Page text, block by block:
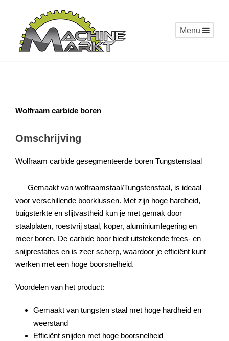
Menu
Wolfraam carbide boren
Omschrijving
Wolfraam carbide gesegmenteerde boren Tungstenstaal
Gemaakt van wolfraamstaal/Tungstenstaal, is ideaal
voor verschillende boorklussen. Met zijn hoge hardheid,
buigsterkte en slijtvastheid kun je met gemak door
staalplaten, roestvrij staal, koper, aluminiumlegering en
meer boren. De carbide boor biedt uitstekende frees- en
snijprestaties en is zeer scherp, waardoor je efficiënt kunt
werken met een hoge boorsnelheid.
Voordelen van het product:
Gemaakt van tungsten staal met hoge hardheid en
weerstand
Efficiënt snijden met hoge boorsnelheid